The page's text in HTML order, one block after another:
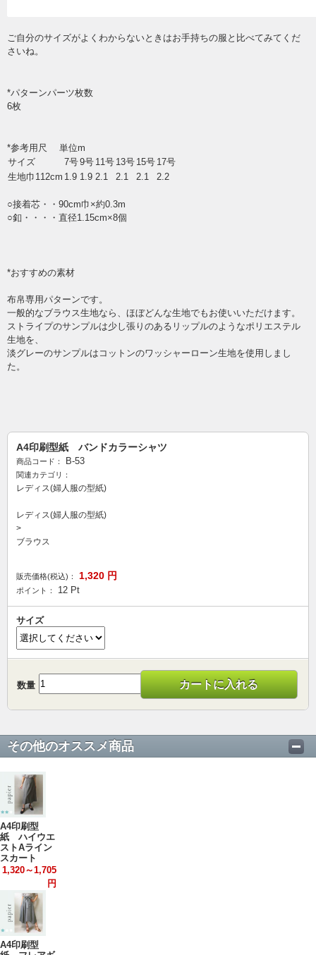
ご自分のサイズがよくわからないときはお手持ちの服と比べてみてくだ
さいね。
*パターンパーツ枚数
6枚
*参考用尺 単位m
サイズ
7号9号 11号 13号 15号 17号
生地巾112cm 1.9 1.9 2.1 2.1 2.1 2.2
○接着芯・・90cm巾×約0.3m
○釦・・・・直径1.15cm×8個
*おすすめの素材
布帛専用パターンです。
一般的なブラウス生地なら、ほぼどんな生地でもお使いいただけます。
ストライプのサンプルは少し張りのあるリップルのようなポリエステル
生地を、
淡グレーのサンプルはコットンのワッシャーローン生地を使用しまし
た。
A4印刷型紙 バンドカラーシャツ
商品コード： B-53
関連カテゴリ：
レディス(婦人服の型紙)
レディス(婦人服の型紙)
>
ブラウス
販売価格(税込)： 1,320 円
ポイント： 12 Pt
サイズ
数量 カートに入れる
その他のオススメ商品
A4印刷型
紙 ハイウエ
ストAライン
スカート
1,320～1,705
円
A4印刷型